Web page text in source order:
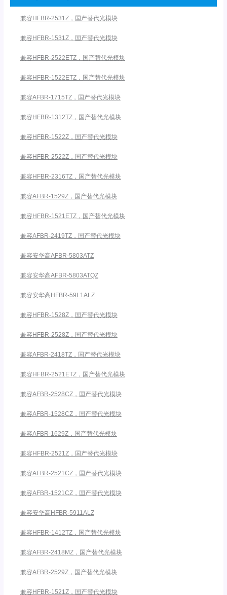
兼容HFBR-2531Z，国产替代光模块
兼容HFBR-1531Z，国产替代光模块
兼容HFBR-2522ETZ，国产替代光模块
兼容HFBR-1522ETZ，国产替代光模块
兼容AFBR-1715TZ，国产替代光模块
兼容HFBR-1312TZ，国产替代光模块
兼容HFBR-1522Z，国产替代光模块
兼容HFBR-2522Z，国产替代光模块
兼容HFBR-2316TZ，国产替代光模块
兼容AFBR-1529Z，国产替代光模块
兼容HFBR-1521ETZ，国产替代光模块
兼容AFBR-2419TZ，国产替代光模块
兼容安华高AFBR-5803ATZ
兼容安华高AFBR-5803ATQZ
兼容安华高HFBR-59L1ALZ
兼容HFBR-1528Z，国产替代光模块
兼容HFBR-2528Z，国产替代光模块
兼容AFBR-2418TZ，国产替代光模块
兼容HFBR-2521ETZ，国产替代光模块
兼容AFBR-2528CZ，国产替代光模块
兼容AFBR-1528CZ，国产替代光模块
兼容AFBR-1629Z，国产替代光模块
兼容HFBR-2521Z，国产替代光模块
兼容AFBR-2521CZ，国产替代光模块
兼容AFBR-1521CZ，国产替代光模块
兼容安华高HFBR-5911ALZ
兼容HFBR-1412TZ，国产替代光模块
兼容AFBR-2418MZ，国产替代光模块
兼容AFBR-2529Z，国产替代光模块
兼容HFBR-1521Z，国产替代光模块